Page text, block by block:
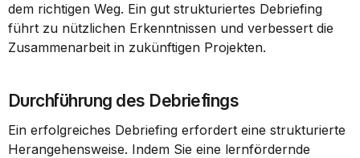
dem richtigen Weg. Ein gut strukturiertes Debriefing
führt zu nützlichen Erkenntnissen und verbessert die
Zusammenarbeit in zukünftigen Projekten.
Durchführung des Debriefings
Ein erfolgreiches Debriefing erfordert eine strukturierte
Herangehensweise. Indem Sie eine lernfördernde